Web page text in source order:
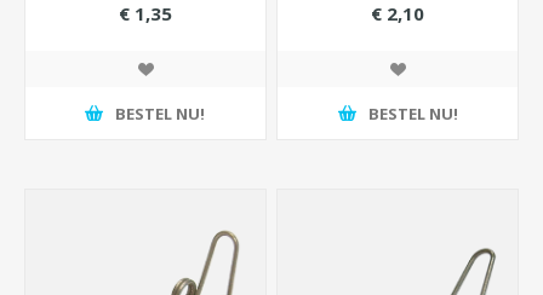
€ 1,35
BESTEL NU!
€ 2,10
BESTEL NU!